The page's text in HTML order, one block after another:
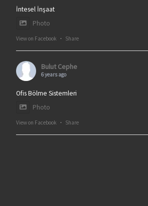
İntesel İnşaat
Photo
View on Facebook · Share
Bulut Cephe
6 years ago
Ofis Bölme Sistemleri
Photo
View on Facebook · Share